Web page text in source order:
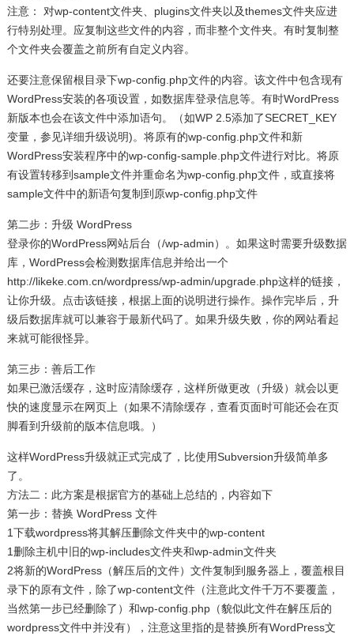
注意： 对wp-content文件夹、plugins文件夹以及themes文件夹应进
行特别处理。应复制这些文件的内容，而非整个文件夹。有时复制整
个文件夹会覆盖之前所有自定义内容。
还要注意保留根目录下wp-config.php文件的内容。该文件中包含现有
WordPress安装的各项设置，如数据库登录信息等。有时WordPress
新版本也会在该文件中添加语句。（如WP 2.5添加了SECRET_KEY
变量，参见详细升级说明)。将原有的wp-config.php文件和新
WordPress安装程序中的wp-config-sample.php文件进行对比。将原
有设置转移到sample文件并重命名为wp-config.php文件，或直接将
sample文件中的新语句复制到原wp-config.php文件
第二步：升级 WordPress
登录你的WordPress网站后台（/wp-admin）。如果这时需要升级数据
库，WordPress会检测数据库信息并给出一个
http://likeke.com.cn/wordpress/wp-admin/upgrade.php这样的链接，
让你升级。点击该链接，根据上面的说明进行操作。操作完毕后，升
级后数据库就可以兼容于最新代码了。如果升级失败，你的网站看起
来就可能很怪异。
第三步：善后工作
如果已激活缓存，这时应清除缓存，这样所做更改（升级）就会以更
快的速度显示在网页上（如果不清除缓存，查看页面时可能还会在页
脚看到升级前的版本信息哦。）
这样WordPress升级就正式完成了，比使用Subversion升级简单多
了。
方法二：此方案是根据官方的基础上总结的，内容如下
第一步：替换 WordPress 文件
1下载wordpress将其解压删除文件夹中的wp-content
1删除主机中旧的wp-includes文件夹和wp-admin文件夹
2将新的WordPress（解压后的文件）文件复制到服务器上，覆盖根目
录下的原有文件，除了wp-content文件（注意此文件千万不要覆盖，
当然第一步已经删除了）和wp-config.php（貌似此文件在解压后的
wordpress文件中并没有），注意这里指的是替换所有WordPress文